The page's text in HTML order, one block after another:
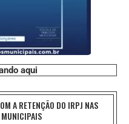
aqui
A RETENÇÃO DO IRPJ NAS
MUNICIPAIS